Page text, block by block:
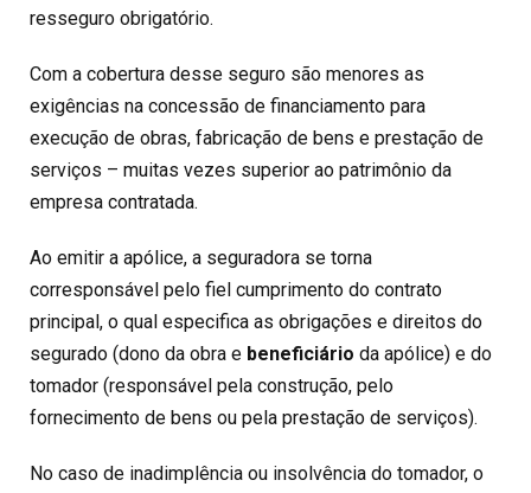
resseguro obrigatório.
Com a cobertura desse seguro são menores as
exigências na concessão de financiamento para
execução de obras, fabricação de bens e prestação de
serviços – muitas vezes superior ao patrimônio da
empresa contratada.
Ao emitir a apólice, a seguradora se torna
corresponsável pelo fiel cumprimento do contrato
principal, o qual especifica as obrigações e direitos do
segurado (dono da obra e beneficiário da apólice) e do
tomador (responsável pela construção, pelo
fornecimento de bens ou pela prestação de serviços).
No caso de inadimplência ou insolvência do tomador, o